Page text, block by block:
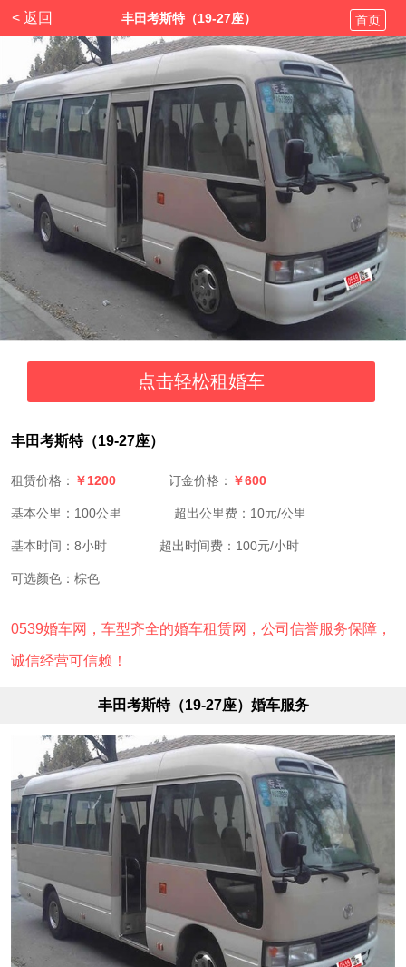
< 返回 丰田考斯特（19-27座） 首页
丰田考斯特（19-27座）
租赁价格： ￥1200 订金价格： ￥600
基本公里：100公里 超出公里费：10元/公里
基本时间：8小时 超出时间费：100元/小时
可选颜色：棕色
0539婚车网，车型齐全的婚车租赁网，公司信誉服务保障，
诚信经营可信赖！
丰田考斯特（19-27座）婚车服务